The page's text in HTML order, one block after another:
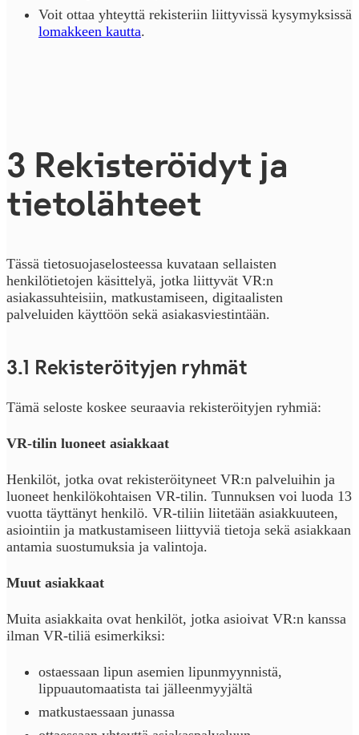
Voit ottaa yhteyttä rekisteriin liittyvissä kysymyksissä
lomakkeen kautta.
3 Re­kis­te­röi­dyt ja
tie­to­läh­teet
Tässä tietosuojaselosteessa kuvataan sellaisten
henkilötietojen käsittelyä, jotka liittyvät VR:n
asiakassuhteisiin, matkustamiseen, digitaalisten
palveluiden käyttöön sekä asiakasviestintään.
3.1 Rekisteröityjen ryhmät
Tämä seloste koskee seuraavia rekisteröityjen ryhmiä:
VR-tilin luoneet asiakkaat
Henkilöt, jotka ovat rekisteröityneet VR:n palveluihin ja
luoneet henkilökohtaisen VR-tilin. Tunnuksen voi luoda 13
vuotta täyttänyt henkilö. VR-tiliin liitetään asiakkuuteen,
asiointiin ja matkustamiseen liittyviä tietoja sekä asiakkaan
antamia suostumuksia ja valintoja.
Muut asiakkaat
Muita asiakkaita ovat henkilöt, jotka asioivat VR:n kanssa
ilman VR-tiliä esimerkiksi:
ostaessaan lipun asemien lipunmyynnistä,
lippuautomaatista tai jälleenmyyjältä
matkustaessaan junassa